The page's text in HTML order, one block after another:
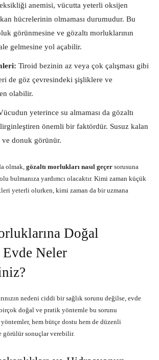
anemisi, vücutta yeterli oksijen
kan hücrelerinin olmaması durumudur. Bu
görünmesine ve gözaltı morluklarının
gelmesine yol açabilir.
Tiroid bezinin az veya çok çalışması gibi
de göz çevresindeki şişliklere ve
olabilir.
yeterince su almaması da gözaltı
önemli bir faktördür. Susuz kalan
ve donuk görünür.
olmak, gözaltı morlukları nasıl geçer sorusuna
bulmanıza yardımcı olacaktır. Kimi zaman küçük
yeterli olurken, kimi zaman da bir uzmana
Doğal
Neler
nedeni ciddi bir sağlık sorunu değilse, evde
doğal ve pratik yöntemle bu sorunu
hem bütçe dostu hem de düzenli
görülür sonuçlar verebilir.